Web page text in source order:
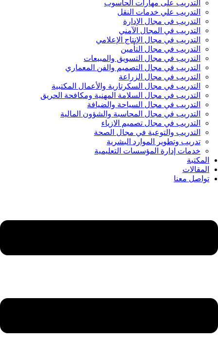
التدريب على مهارات الحاسوب
التدريب علي خدمات النقل
التدريب فى مجال الإدارة
التدريب في المجال الآمني
التدريب في مجال الإنتاج الإعلامي
التدريب في مجال التأمين
التدريب في مجال التسويق والمبيعات
التدريب في مجال التصميم والفن المعماري
التدريب في مجال الزراعة
التدريب في مجال السكرتارية والأعمال المكتبية
التدريب في مجال السلامة المهنية ومكافحة الحريق
التدريب في مجال السياحة والضيافة
التدريب في مجال المحاسبة والشؤون المالية
التدريب في مجال تصميم الازياء
التدريب والتوعية في مجال الصحة
تدريب وتطوير الموارد البشرية
خدمات إدارة المؤسسات التعليمية
المكتبة
المقالات
تواصل معنا